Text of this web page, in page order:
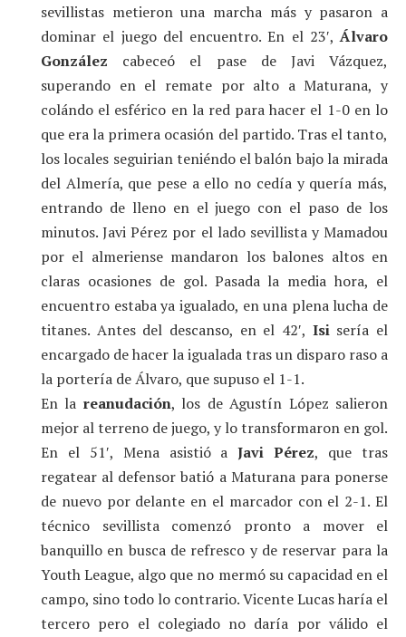
sevillistas metieron una marcha más y pasaron a
dominar el juego del encuentro. En el 23′,Álvaro
González cabeceó el pase de Javi Vázquez,
superando en el remate por alto a Maturana, y
colándo el esférico en la red para hacer el 1-0 en lo
que era la primera ocasión del partido. Tras el tanto,
los locales seguirian teniéndo el balón bajo la mirada
del Almería, que pese a ello no cedía y quería más,
entrando de lleno en el juego con el paso de los
minutos. Javi Pérez por el lado sevillista y Mamadou
por el almeriense mandaron los balones altos en
claras ocasiones de gol. Pasada la media hora, el
encuentro estaba ya igualado, en una plena lucha de
titanes. Antes del descanso, en el 42′, Isisería el
encargado de hacer la igualada tras un disparo raso a
la portería de Álvaro, que supuso el 1-1.
En la reanudación, los de Agustín López salieron
mejor al terreno de juego, y lo transformaron en gol.
En el 51′, Mena asistió aJavi Pérez, que tras
regatear al defensor batió a Maturana para ponerse
de nuevo por delante en el marcador con el 2-1. El
técnico sevillista comenzó pronto a mover el
banquillo en busca de refresco y de reservar para la
Youth League, algo que no mermó su capacidad en el
campo, sino todo lo contrario. Vicente Lucas haría el
tercero pero el colegiado no daría por válido el